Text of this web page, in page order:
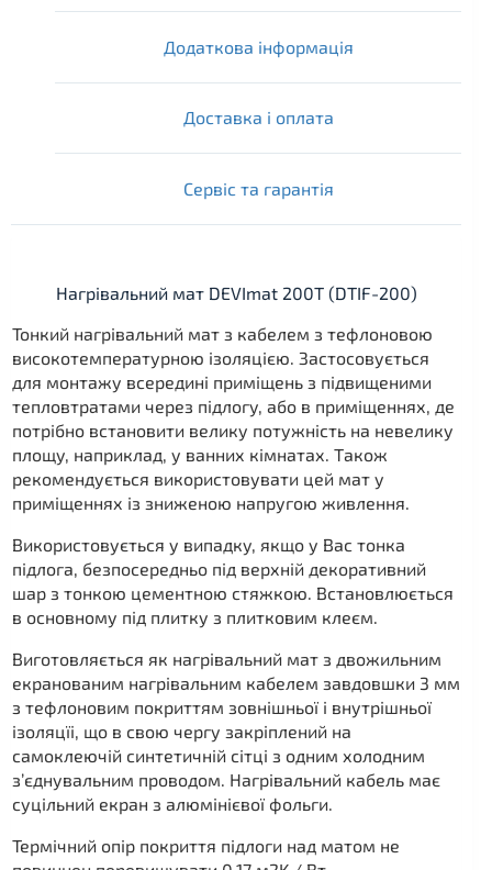
Додаткова інформація
Доставка і оплата
Сервіс та гарантія
Нагрівальний мат DEVImat 200T (DTIF-200)
Тонкий нагрівальний мат з кабелем з тефлоновою
високотемпературною ізоляцією. Застосовується
для монтажу всередині приміщень з підвищеними
тепловтратами через підлогу, або в приміщеннях, де
потрібно встановити велику потужність на невелику
площу, наприклад, у ванних кімнатах. Також
рекомендується використовувати цей мат у
приміщеннях із зниженою напругою живлення.
Використовується у випадку, якщо у Вас тонка
підлога, безпосередньо під верхній декоративний
шар з тонкою цементною стяжкою. Встановлюється
в основному під плитку з плитковим клеєм.
Виготовляється як нагрівальний мат з двожильним
екранованим нагрівальним кабелем завдовшки 3 мм
з тефлоновим покриттям зовнішньої і внутрішньої
ізоляцїі, що в свою чергу закріплений на
самоклеючій синтетичній сітці з одним холодним
з’єднувальним проводом. Нагрівальний кабель має
суцільний екран з алюмінієвої фольги.
Термічний опір покриття підлоги над матом не